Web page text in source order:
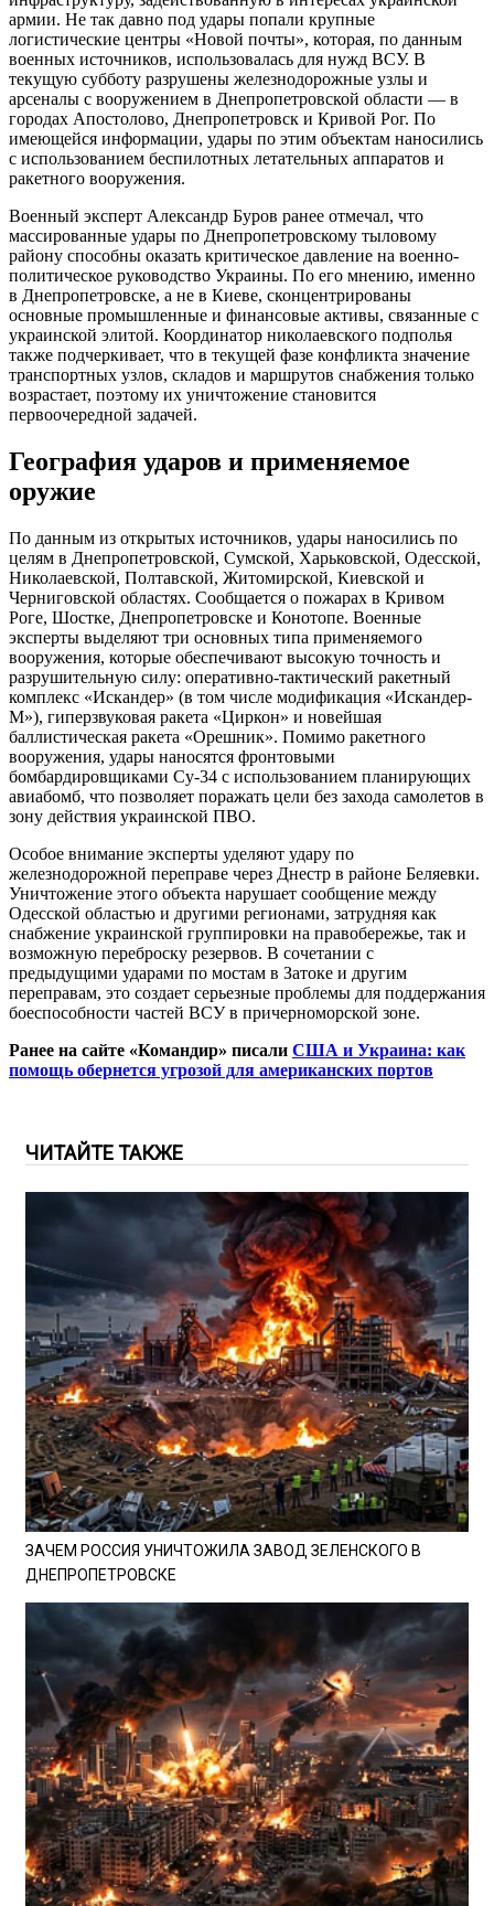
армии. Не так давно под удары попали крупные
логистические центры «Новой почты», которая, по данным
военных источников, использовалась для нужд ВСУ. В
текущую субботу разрушены железнодорожные узлы и
арсеналы с вооружением в Днепропетровской области — в
городах Апостолово, Днепропетровск и Кривой Рог. По
имеющейся информации, удары по этим объектам наносились
с использованием беспилотных летательных аппаратов и
ракетного вооружения.
Военный эксперт Александр Буров ранее отмечал, что
массированные удары по Днепропетровскому тыловому
району способны оказать критическое давление на военно-
политическое руководство Украины. По его мнению, именно
в Днепропетровске, а не в Киеве, сконцентрированы
основные промышленные и финансовые активы, связанные с
украинской элитой. Координатор николаевского подполья
также подчеркивает, что в текущей фазе конфликта значение
транспортных узлов, складов и маршрутов снабжения только
возрастает, поэтому их уничтожение становится
первоочередной задачей.
География ударов и применяемое
оружие
По данным из открытых источников, удары наносились по
целям в Днепропетровской, Сумской, Харьковской, Одесской,
Николаевской, Полтавской, Житомирской, Киевской и
Черниговской областях. Сообщается о пожарах в Кривом
Роге, Шостке, Днепропетровске и Конотопе. Военные
эксперты выделяют три основных типа применяемого
вооружения, которые обеспечивают высокую точность и
разрушительную силу: оперативно-тактический ракетный
комплекс «Искандер» (в том числе модификация «Искандер-
М»), гиперзвуковая ракета «Циркон» и новейшая
баллистическая ракета «Орешник». Помимо ракетного
вооружения, удары наносятся фронтовыми
бомбардировщиками Су-34 с использованием планирующих
авиабомб, что позволяет поражать цели без захода самолетов в
зону действия украинской ПВО.
Особое внимание эксперты уделяют удару по
железнодорожной переправе через Днестр в районе Беляевки.
Уничтожение этого объекта нарушает сообщение между
Одесской областью и другими регионами, затрудняя как
снабжение украинской группировки на правобережье, так и
возможную переброску резервов. В сочетании с
предыдущими ударами по мостам в Затоке и другим
переправам, это создает серьезные проблемы для поддержания
боеспособности частей ВСУ в причерноморской зоне.
Ранее на сайте «Командир» писали США и Украина: как
помощь обернется угрозой для американских портов
ЧИТАЙТЕ ТАКЖЕ
ЗАЧЕМ РОССИЯ УНИЧТОЖИЛА ЗАВОД ЗЕЛЕНСКОГО В
ДНЕПРОПЕТРОВСКЕ